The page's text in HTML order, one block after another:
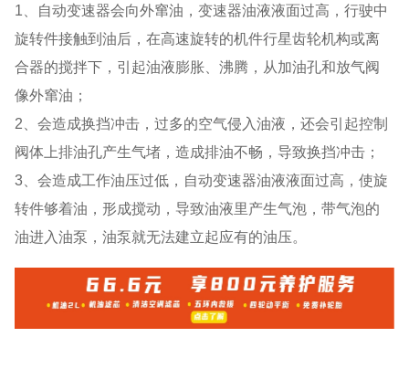
1、自动变速器会向外窜油，变速器油液液面过高，行驶中
旋转件接触到油后，在高速旋转的机件行星齿轮机构或离
合器的搅拌下，引起油液膨胀、沸腾，从加油孔和放气阀
像外窜油；
2、会造成换挡冲击，过多的空气侵入油液，还会引起控制
阀体上排油孔产生气堵，造成排油不畅，导致换挡冲击；
3、会造成工作油压过低，自动变速器油液液面过高，使旋
转件够着油，形成搅动，导致油液里产生气泡，带气泡的
油进入油泵，油泵就无法建立起应有的油压。